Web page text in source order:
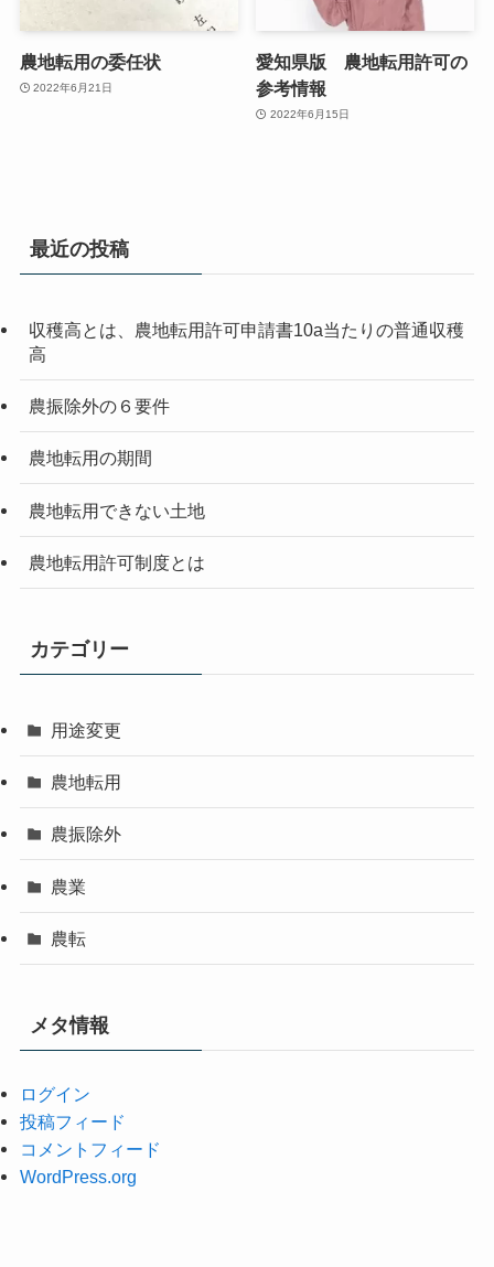
農地転用の委任状
2022年6月21日
愛知県版 農地転用許可の
参考情報
2022年6月15日
最近の投稿
収穫高とは、農地転用許可申請書10a当たりの普通収穫
高
農振除外の６要件
農地転用の期間
農地転用できない土地
農地転用許可制度とは
カテゴリー
用途変更
農地転用
農振除外
農業
農転
メタ情報
ログイン
投稿フィード
コメントフィード
WordPress.org